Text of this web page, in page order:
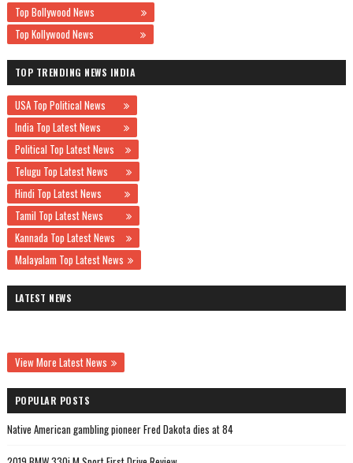
Top Bollywood News
Top Kollywood News
TOP TRENDING NEWS INDIA
USA Top Political News
India Top Latest News
Political Top Latest News
Telugu Top Latest News
Hindi Top Latest News
Tamil Top Latest News
Kannada Top Latest News
Malayalam Top Latest News
LATEST NEWS
View More Latest News
POPULAR POSTS
Native American gambling pioneer Fred Dakota dies at 84